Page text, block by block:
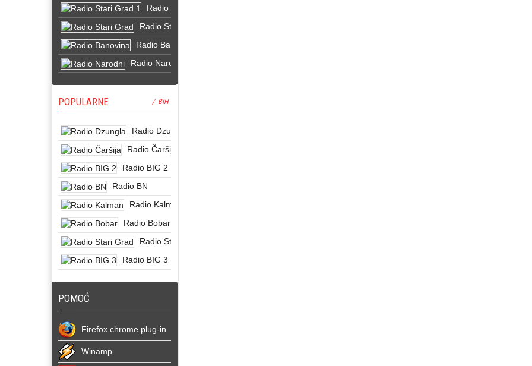
Radio Stari Grad 1
Radio Stari Grad
Radio Banovina
Radio Narodni
POPULARNE / BIH
Radio Dzungla
Radio Čaršija
Radio BIG 2
Radio BN
Radio Kalman
Radio Bobar
Radio Stari Grad
Radio BIG 3
POMOĆ
Firefox chrome plug-in
Winamp